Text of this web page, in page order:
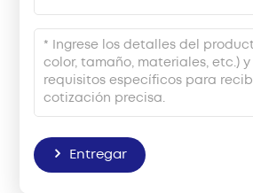
Entregar